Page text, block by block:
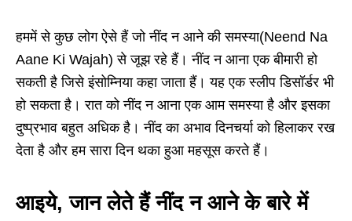
हममें से कुछ लोग ऐसे हैं जो नींद न आने की समस्या(Neend Na
Aane Ki Wajah) से जूझ रहे हैं। नींद न आना एक बीमारी हो
सकती है जिसे इंसोम्निया कहा जाता हैं। यह एक स्लीप डिसॉर्डर भी
हो सकता है। रात को नींद न आना एक आम समस्या है और इसका
दुष्प्रभाव बहुत अधिक है। नींद का अभाव दिनचर्या को हिलाकर रख
देता है और हम सारा दिन थका हुआ महसूस करते हैं।
आइये, जान लेते हैं नींद न आने के बारे में